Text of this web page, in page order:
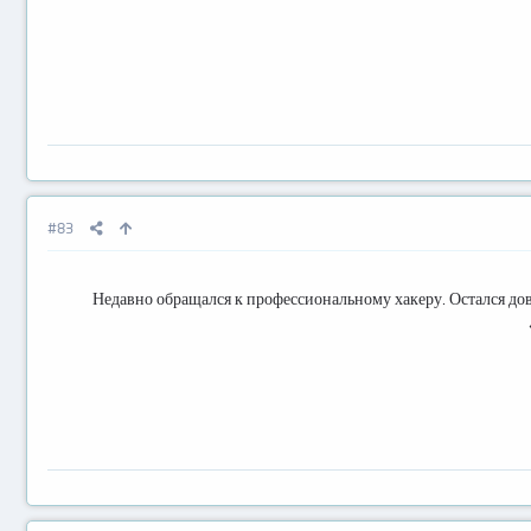
#83
Недавно обращался к профессиональному хакеру. Остался